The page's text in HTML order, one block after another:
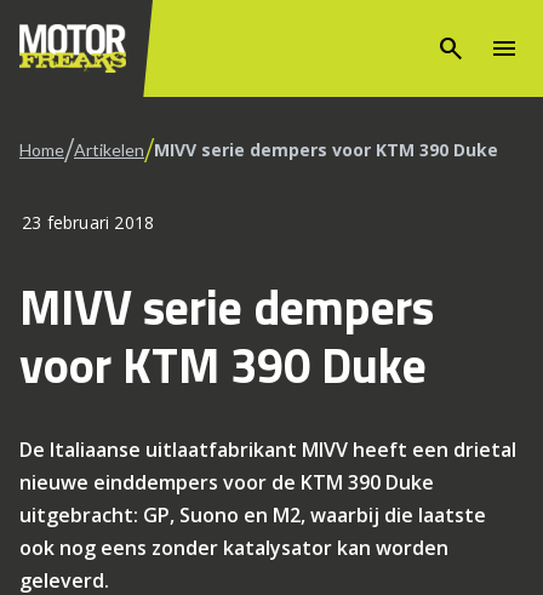
search menu
Home/Artikelen/MIVV serie dempers voor KTM 390 Duke
23 februari 2018
MIVV serie dempers
voor KTM 390 Duke
De Italiaanse uitlaatfabrikant MIVV heeft een drietal
nieuwe einddempers voor de KTM 390 Duke
uitgebracht: GP, Suono en M2, waarbij die laatste
ook nog eens zonder katalysator kan worden
geleverd.